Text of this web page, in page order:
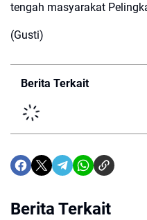
tengah masyarakat
(Gusti)
Berita Terkait
Berita Terkait